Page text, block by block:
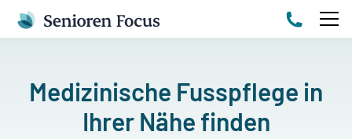
Medizinische Fusspflege in
Ihrer Nähe finden